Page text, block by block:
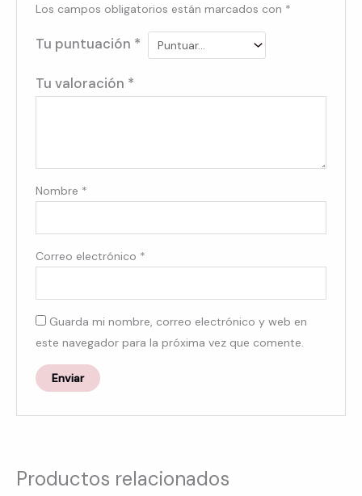
Los campos obligatorios están marcados con *
Tu puntuación *
Tu valoración *
Nombre *
Correo electrónico *
Guarda mi nombre, correo electrónico y web en
este navegador para la próxima vez que comente.
Productos relacionados